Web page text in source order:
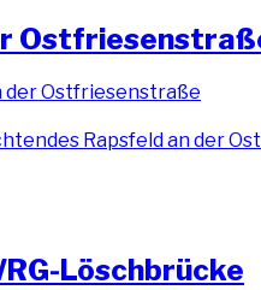
Rapsfeld an der
Löschbrücke